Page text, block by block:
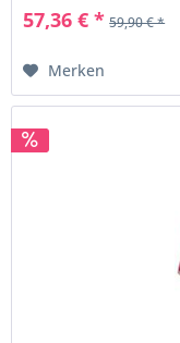
57,36 € * 59,90 € *
Merken